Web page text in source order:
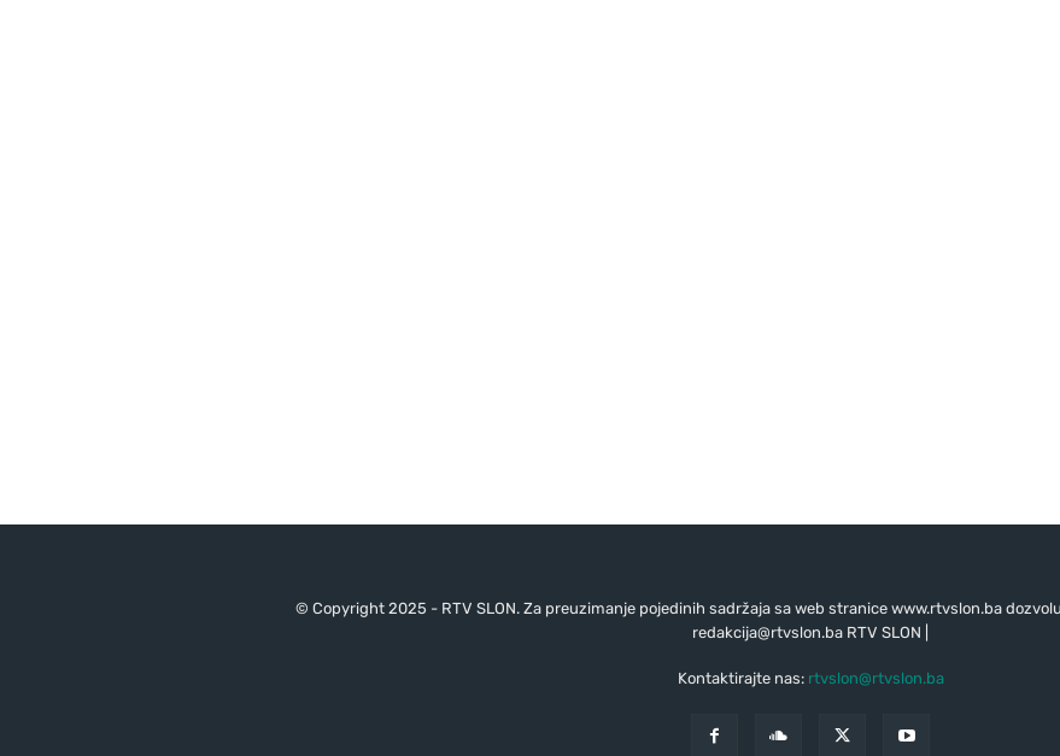
© Copyright 2025 - RTV SLON. Za preuzimanje pojedinih sadržaja sa web stranice www.rtvslon.ba
redakcija@rtvslon.baRTV SLON |
Kontaktirajte nas: rtvslon@rtvslon.ba